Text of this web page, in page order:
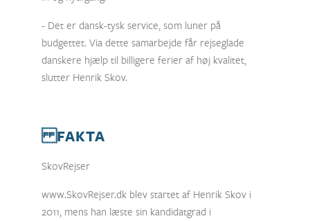
- Det er dansk-tysk service, som luner på
budgettet. Via dette samarbejde får rejseglade
danskere hjælp til billigere ferier af høj kvalitet,
slutter Henrik Skov.
FAKTA
SkovRejser
www.SkovRejser.dk blev startet af Henrik Skov i
2011, mens han læste sin kandidatgrad i